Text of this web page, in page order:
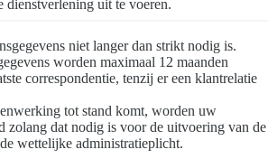
dienstverlening uit te voeren.
niet langer dan strikt nodig is.
worden maximaal 12 maanden
correspondentie, tenzij er een klantrelatie
tot stand komt, worden uw
zolang dat nodig is voor de uitvoering van de
wettelijke administratieplicht.